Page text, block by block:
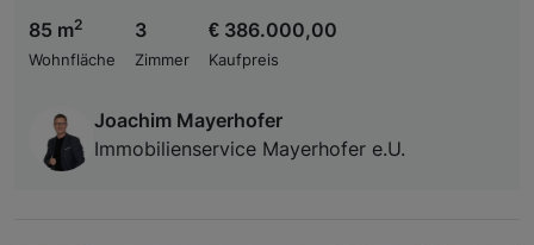
85 m2
Wohnfläche
3
Zimmer
€ 386.000,00
Kaufpreis
Joachim Mayerhofer
Immobilienservice Mayerhofer e.U.